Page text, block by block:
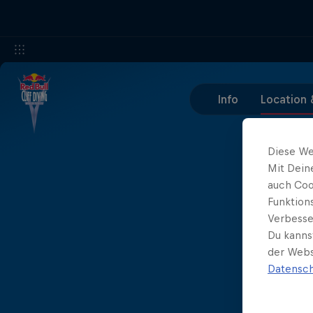
Info
Location
Diese
Mit
auch
Du
der